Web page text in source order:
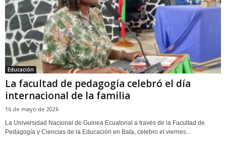
Educación
La facultad de pedagogía celebró el día
internacional de la familia
16 de mayo de 2026
La Universidad Nacional de Guinea Ecuatorial a través de la Facultad de
Pedagogía y Ciencias de la Educación en Bata, celebro el viernes...